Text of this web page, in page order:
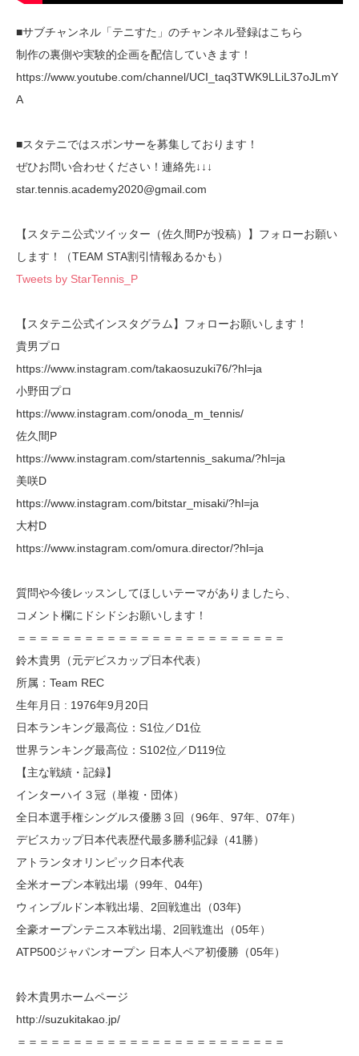
■サブチャンネル「テニすた」のチャンネル登録はこちら
制作の裏側や実験的企画を配信していきます！
https://www.youtube.com/channel/UCI_taq3TWK9LLiL37oJLmY
A
■スタテニではスポンサーを募集しております！
ぜひお問い合わせください！連絡先↓↓↓
star.tennis.academy2020@gmail.com
【スタテニ公式ツイッター（佐久間Pが投稿）】フォローお願い
します！（TEAM STA割引情報あるかも）
Tweets by StarTennis_P
【スタテニ公式インスタグラム】フォローお願いします！
貴男プロ
https://www.instagram.com/takaosuzuki76/?hl=ja
小野田プロ
https://www.instagram.com/onoda_m_tennis/
佐久間P
https://www.instagram.com/startennis_sakuma/?hl=ja
美咲D
https://www.instagram.com/bitstar_misaki/?hl=ja
大村D
https://www.instagram.com/omura.director/?hl=ja
質問や今後レッスンしてほしいテーマがありましたら、
コメント欄にドシドシお願いします！
＝＝＝＝＝＝＝＝＝＝＝＝＝＝＝＝＝＝＝＝＝＝＝＝
鈴木貴男（元デビスカップ日本代表）
所属：Team REC
生年月日 : 1976年9月20日
日本ランキング最高位：S1位／D1位
世界ランキング最高位：S102位／D119位
【主な戦績・記録】
インターハイ３冠（単複・団体）
全日本選手権シングルス優勝３回（96年、97年、07年）
デビスカップ日本代表歴代最多勝利記録（41勝）
アトランタオリンピック日本代表
全米オープン本戦出場（99年、04年)
ウィンブルドン本戦出場、2回戦進出（03年)
全豪オープンテニス本戦出場、2回戦進出（05年）
ATP500ジャパンオープン 日本人ペア初優勝（05年）
鈴木貴男ホームページ
http://suzukitakao.jp/
＝＝＝＝＝＝＝＝＝＝＝＝＝＝＝＝＝＝＝＝＝＝＝＝